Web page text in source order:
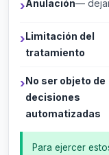
Anulación—
Limitación del
tratamiento
No ser objeto de
decisiones
automatizadas
Para ejercer